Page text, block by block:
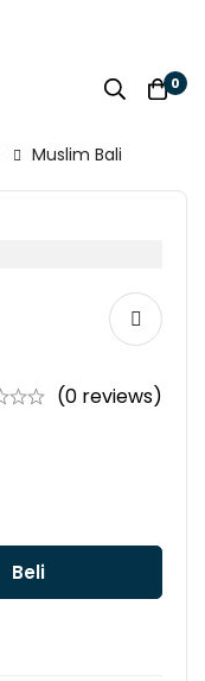
0
Muslim Bali
(0 reviews)
Beli